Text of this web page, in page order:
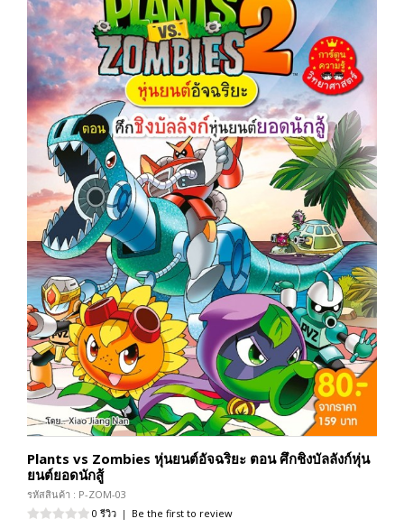
Plants vs Zombies หุ่นยนต์อัจฉริยะ ตอน ศึกชิงบัลลังก์หุ่น
ยนต์ยอดนักสู้
รหัสสินค้า : P-ZOM-03
0 รีวิว | Be the first to review